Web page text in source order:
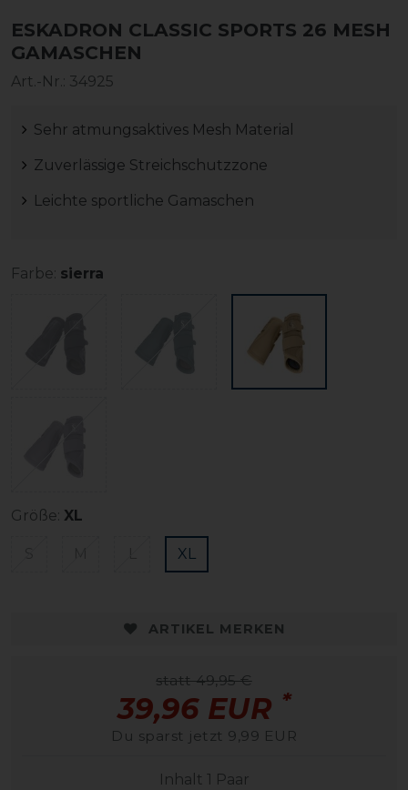
ESKADRON CLASSIC SPORTS 26 MESH
GAMASCHEN
Art.-Nr.: 34925
Sehr atmungsaktives Mesh Material
Zuverlässige Streichschutzzone
Leichte sportliche Gamaschen
Farbe: sierra
Größe: XL
XL
ARTIKEL MERKEN
statt 49,95 €
39,96 EUR *
Du sparst jetzt 9,99 EUR
Inhalt 1 Paar